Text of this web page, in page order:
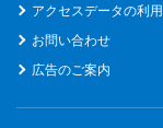
アクセスデータの利
お問い合わせ
広告のご案内